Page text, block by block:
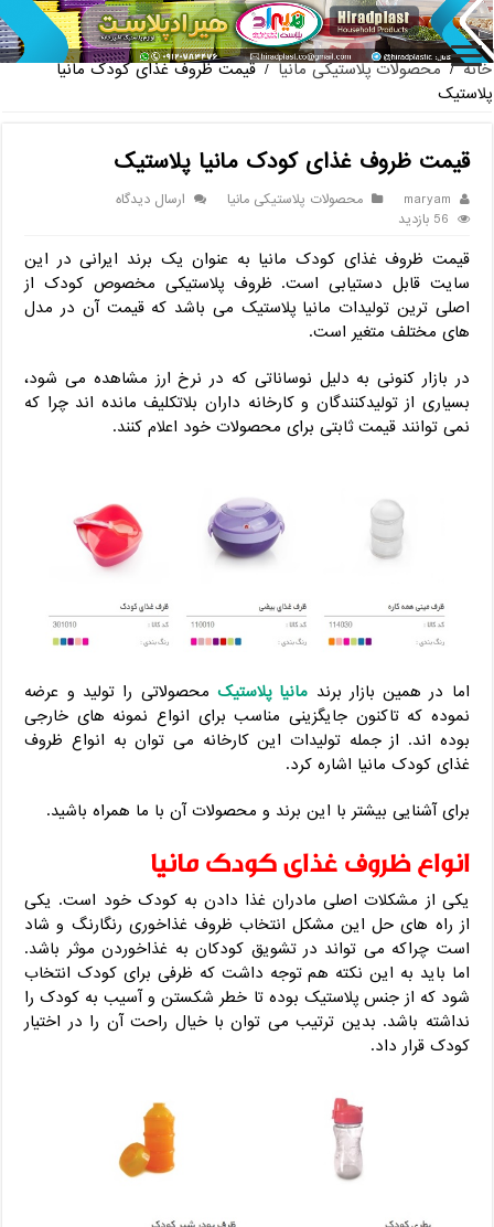
پخش عمده صندلی
خانه / محصولات پلاستیکی مانیا / قیمت ظروف غذای کودک مانیا
پلاستیک
قیمت ظروف غذای کودک مانیا پلاستیک
maryam محصولات پلاستیکی مانیا
ارسال دیدگاه
56 بازدید
قیمت ظروف غذای کودک مانیا به عنوان یک برند ایرانی در این
سایت قابل دستیابی است. ظروف پلاستیکی مخصوص کودک از
اصلی ترین تولیدات مانیا پلاستیک می باشد که قیمت آن در مدل
های مختلف متغیر است.
در بازار کنونی به دلیل نوساناتی که در نرخ ارز مشاهده می شود،
بسیاری از تولیدکنندگان و کارخانه داران بلاتکلیف مانده اند چرا که
نمی توانند قیمت ثابتی برای محصولات خود اعلام کنند.
اما در همین بازار برند مانیا پلاستیک محصولاتی را تولید و عرضه
نموده که تاکنون جایگزینی مناسب برای انواع نمونه های خارجی
بوده اند. از جمله تولیدات این کارخانه می توان به انواع ظروف
غذای کودک مانیا اشاره کرد.
برای آشنایی بیشتر با این برند و محصولات آن با ما همراه باشید.
انواع ظروف غذای کودک مانیا
یکی از مشکلات اصلی مادران غذا دادن به کودک خود است. یکی
از راه های حل این مشکل انتخاب ظروف غذاخوری رنگارنگ و شاد
است چراکه می تواند در تشویق کودکان به غذاخوردن موثر باشد.
اما باید به این نکته هم توجه داشت که ظرفی برای کودک انتخاب
شود که از جنس پلاستیک بوده تا خطر شکستن و آسیب به کودک را
نداشته باشد. بدین ترتیب می توان با خیال راحت آن را در اختیار
کودک قرار داد.